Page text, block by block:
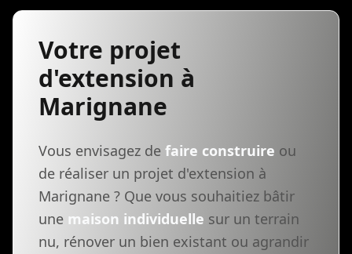
Votre projet
d'extension à
Marignane
Vous envisagez de faire construire ou
de réaliser un projet d'extension à
Marignane ? Que vous souhaitiez bâtir
une maison individuelle sur un terrain
nu, rénover un bien existant ou agrandir